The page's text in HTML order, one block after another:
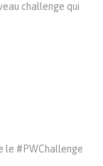
challenge qui
le #PWChallenge